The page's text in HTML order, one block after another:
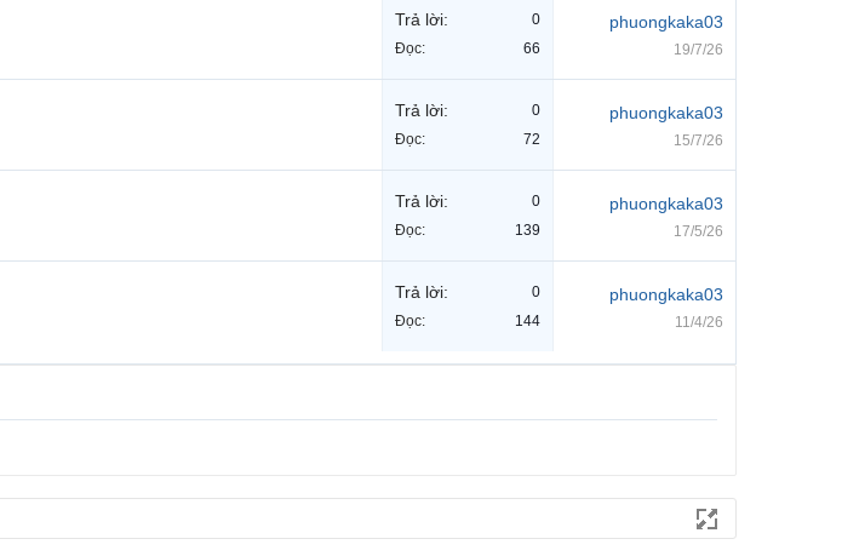
Trả lời:
0
Đọc:
66
phuongkaka03
19/7/26
Trả lời:
0
Đọc:
72
phuongkaka03
15/7/26
Trả lời:
0
Đọc:
139
phuongkaka03
17/5/26
Trả lời:
0
Đọc:
144
phuongkaka03
11/4/26